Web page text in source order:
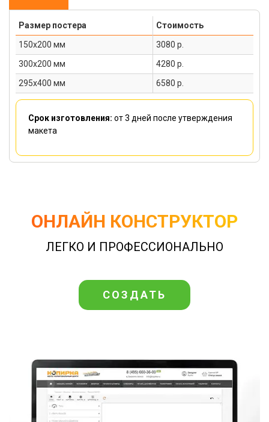
Размер постера
Стоимость
150х200 мм
3080 р.
300х200 мм
4280 р.
295х400 мм
6580 р.
Срок изготовления: от 3 дней после утверждения
макета
ОНЛАЙН КОНСТРУКТОР
ЛЕГКО И ПРОФЕССИОНАЛЬНО
СОЗДАТЬ